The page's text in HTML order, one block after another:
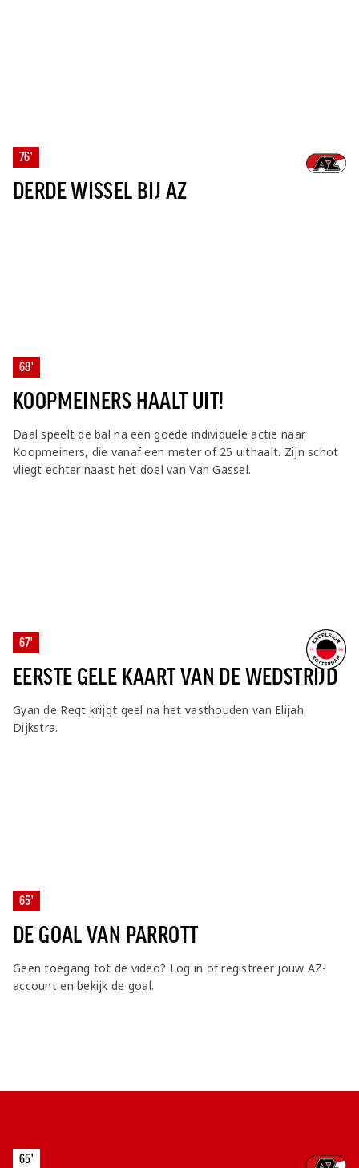
76'
DERDE WISSEL BIJ AZ
68'
KOOPMEINERS HAALT UIT!
Daal speelt de bal na een goede individuele actie naar
Koopmeiners, die vanaf een meter of 25 uithaalt. Zijn schot
vliegt echter naast het doel van Van Gassel.
67'
EERSTE GELE KAART VAN DE WEDSTRIJD
Gyan de Regt krijgt geel na het vasthouden van Elijah
Dijkstra.
65'
DE GOAL VAN PARROTT
Geen toegang tot de video? Log in of registreer jouw AZ-
account en bekijk de goal.
65'